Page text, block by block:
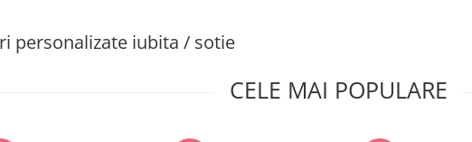
personalizate iubita / sotie
CELE MAI POPULARE